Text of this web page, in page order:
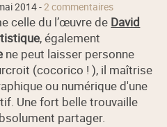
2014-2 commentaires
celle du l’œuvre de David
, également
ne peut laisser personne
(cocorico ! ), il maîtrise
ou numérique d'une
Une fort belle trouvaille
partager.